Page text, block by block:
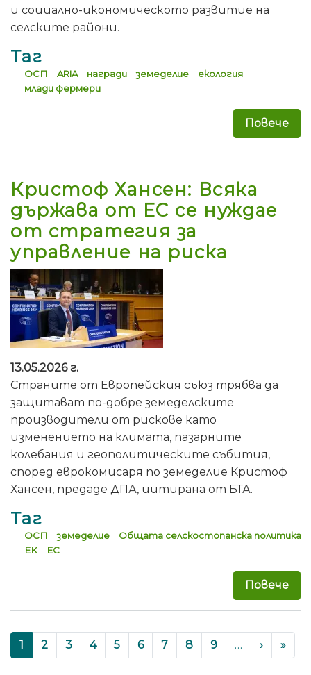
и социално-икономическото развитие на
селските райони.
Таг
ОСП ARIA награди земеделие
екология
млади фермери
Повече
Кристоф Хансен: Всяка
държава от ЕС се нуждае
от стратегия за
управление на риска
13.05.2026 г.
Страните от Европейския съюз трябва да
защитават по-добре земеделските
производители от рискове като
изменението на климата, пазарните
колебания и геополитическите събития,
според еврокомисаря по земеделие Кристоф
Хансен, предаде ДПА, цитирана от БТА.
Таг
ОСП земеделие
Общата селскостопанска политика
ЕК
ЕС
Повече
Pagination
Current
page
1 Page
2 Page
3 Page
4 Page
5 Page
6 Page
7 Page
8 Page
9 … ››› »Last